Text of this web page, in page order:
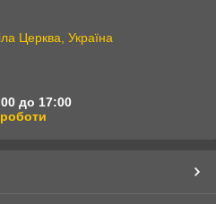
Церква, Україна
до 17:00